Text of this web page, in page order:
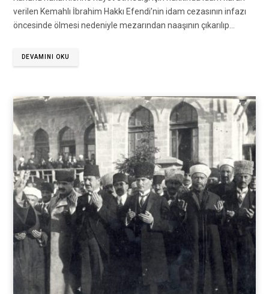
verilen Kemahlı İbrahim Hakkı Efendi’nin idam cezasının infazı
öncesinde ölmesi nedeniyle mezarından naaşının çıkarılıp…
DEVAMINI OKU